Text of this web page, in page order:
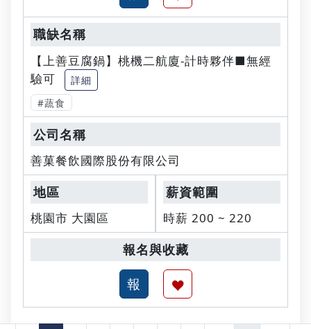
【上善豆腐鍋】桃機二航廈-計時夥伴■無經
驗可
詳細
#蔬食
善菓餐飲國際股份有限公司
桃園市 大園區 時薪 200 ~ 220